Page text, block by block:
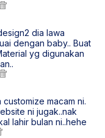
dia lawa
dengan baby.. Buat
yg digunakan
macam ni.
ni jugak..nak
lahir bulan ni..hehe